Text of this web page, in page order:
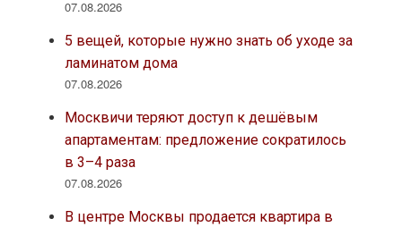
07.08.2026
5 вещей, которые нужно знать об уходе за
ламинатом дома
07.08.2026
Москвичи теряют доступ к дешёвым
апартаментам: предложение сократилось
в 3–4 раза
07.08.2026
В центре Москвы продается квартира в